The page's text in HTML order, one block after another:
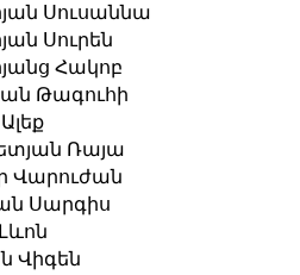
Սուսաննա
Սուրեն
Հակոբ
Թագուհի
Ռայա
Վարուժան
Սարգիս
Վիգեն